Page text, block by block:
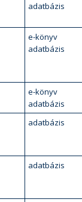
adatbázis
e-könyv
adatbázis
e-könyv
adatbázis
adatbázis
adatbázis